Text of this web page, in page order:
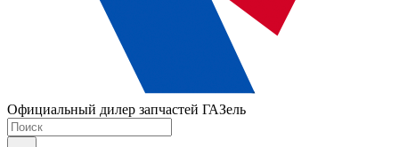
Официальный дилер запчастей ГАЗель